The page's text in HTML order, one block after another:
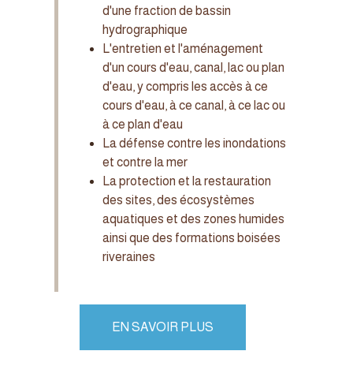
d'une fraction de bassin
hydrographique
L'entretien et l'aménagement
d'un cours d'eau, canal, lac ou plan
d'eau, y compris les accès à ce
cours d'eau, à ce canal, à ce lac ou
à ce plan d'eau
La défense contre les inondations
et contre la mer
La protection et la restauration
des sites, des écosystèmes
aquatiques et des zones humides
ainsi que des formations boisées
riveraines
EN SAVOIR PLUS